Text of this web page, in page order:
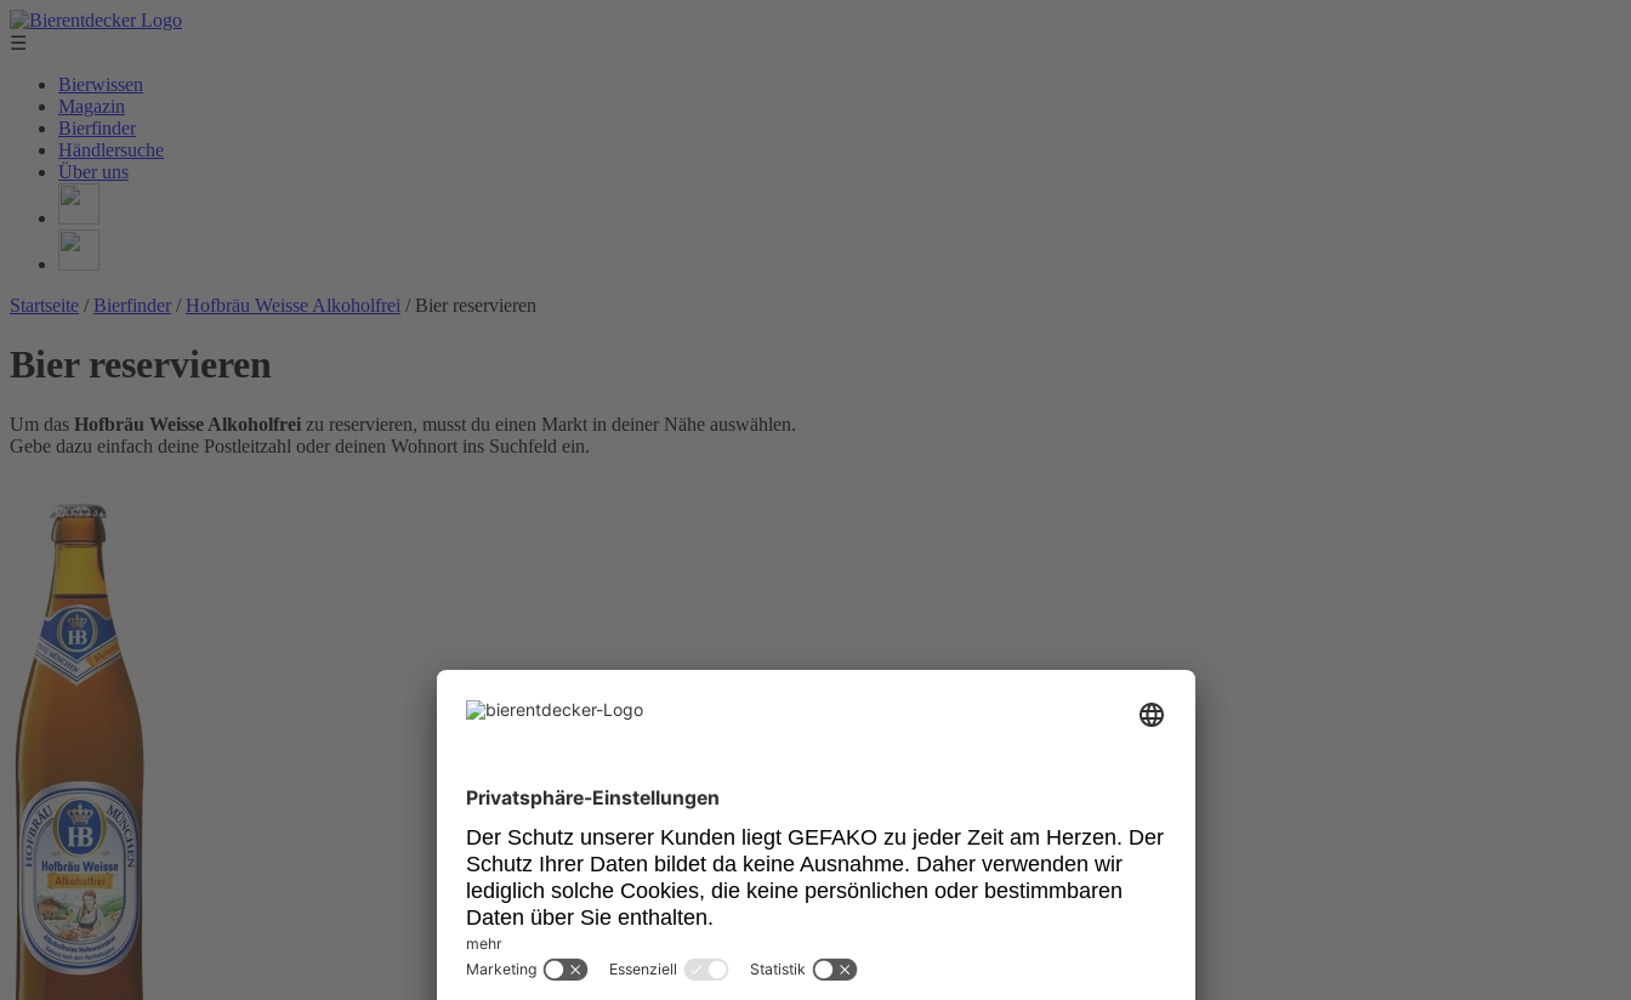
☰
Bierwissen
Magazin
Bierfinder
Händlersuche
Über uns
Startseite / Bierfinder / Hofbräu Weisse Alkoholfrei / Bier reservieren
Bier reservieren
Um das Hofbräu Weisse Alkoholfrei zu reservieren, musst du einen Markt in deiner Nähe auswählen.
Gebe dazu einfach deine Postleitzahl oder deinen Wohnort ins Suchfeld ein.